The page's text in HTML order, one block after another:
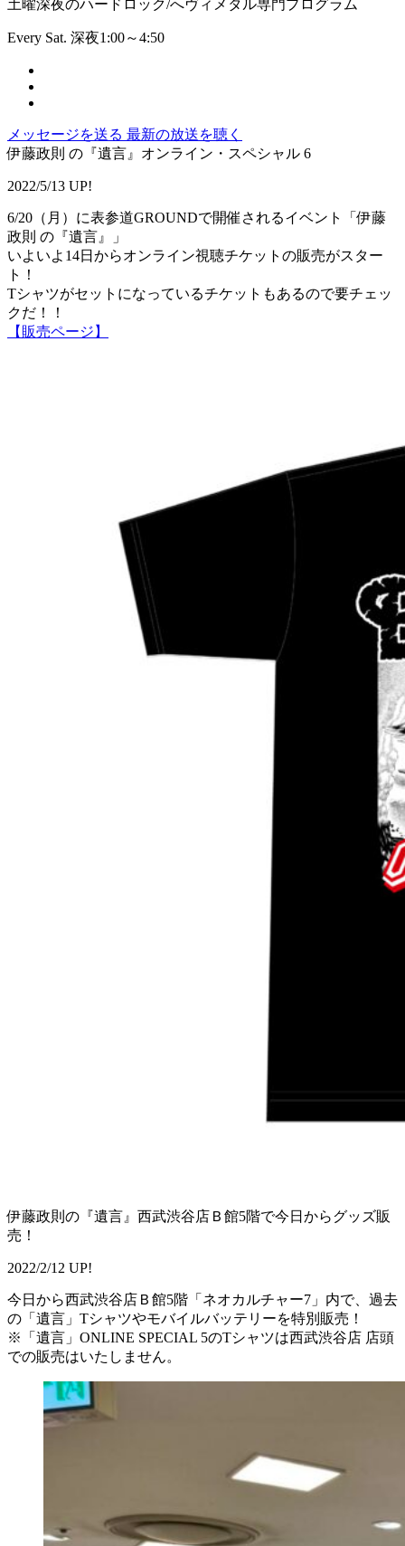
土曜深夜のハードロック/へヴィメタル専門プログラム
Every Sat. 深夜1:00～4:50
メッセージを送る 最新の放送を聴く
伊藤政則 の『遺言』オンライン・スペシャル 6
2022/5/13 UP!
6/20（月）に表参道GROUNDで開催されるイベント「伊藤
政則 の『遺言』」
いよいよ14日からオンライン視聴チケットの販売がスター
ト！
Tシャツがセットになっているチケットもあるので要チェッ
クだ！！
【販売ページ】
伊藤政則の『遺言』西武渋谷店Ｂ館5階で今日からグッズ販
売！
2022/2/12 UP!
今日から西武渋谷店Ｂ館5階「ネオカルチャー7」内で、過去
の「遺言」Tシャツやモバイルバッテリーを特別販売！
※「遺言」ONLINE SPECIAL 5のTシャツは西武渋谷店 店頭
での販売はいたしません。